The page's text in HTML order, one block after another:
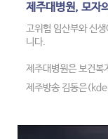
고위험 임산부와 신
니다.
제주대병원은 보건복
따라 지역내 의료기
제주방송 김동은